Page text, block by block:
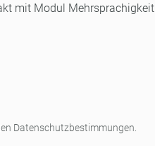
mit Modul Mehrsprachigkeit
Datenschutzbestimmungen.